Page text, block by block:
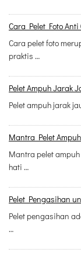
Cara Pelet Foto
Cara pelet foto
praktis …
Pelet Ampuh Jarak
Pelet ampuh jarak
Mantra Pelet
Mantra pelet
hati …
Pelet Pengasihan
Pelet pengasihan
…